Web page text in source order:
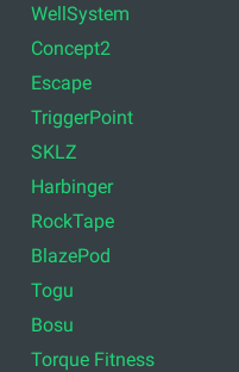
WellSystem
Concept2
Escape
TriggerPoint
SKLZ
Harbinger
RockTape
BlazePod
Togu
Bosu
Torque Fitness